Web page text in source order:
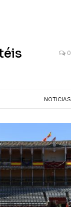
0
NOTICIAS